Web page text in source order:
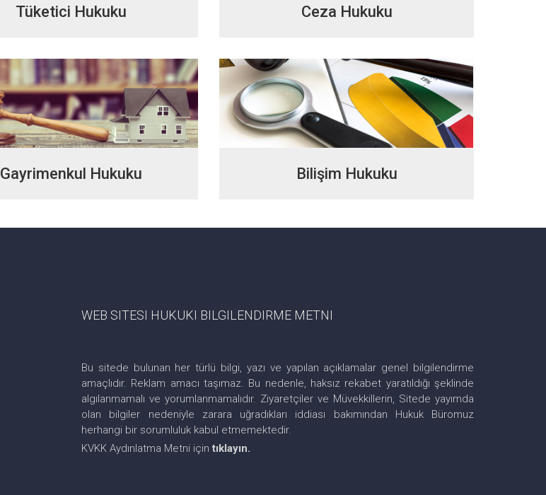
Tüketici Hukuku Ceza Hukuku
Gayrimenkul Hukuku Bilişim Hukuku
WEB SITESI HUKUKI BILGILENDIRME METNI
Bu sitede bulunan her türlü bilgi, yazı ve yapılan açıklamalar genel bilgilendirme
amaçlıdır. Reklam amacı taşımaz. Bu nedenle, haksız rekabet yaratıldığı şeklinde
algılanmamalı ve yorumlanmamalıdır. Ziyaretçiler ve Müvekkillerin, Sitede yayımda
olan bilgiler nedeniyle zarara uğradıkları iddiası bakımından Hukuk Büromuz
herhangi bir sorumluluk kabul etmemektedir.
KVKK Aydınlatma Metni içintıklayın.